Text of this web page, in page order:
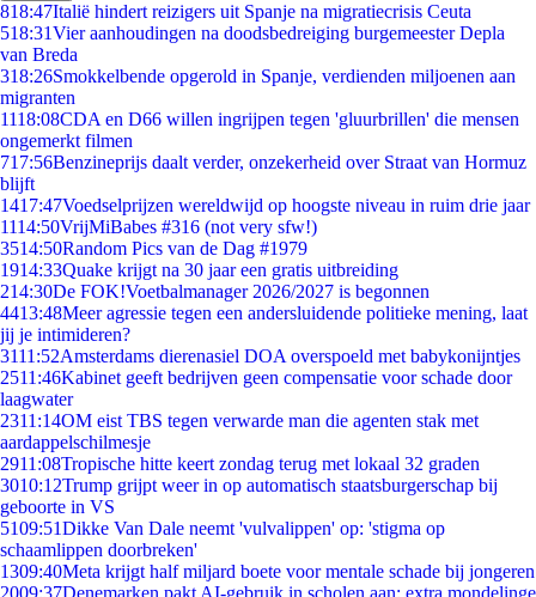
818:47Italië hindert reizigers uit Spanje na migratiecrisis Ceuta
518:31Vier aanhoudingen na doodsbedreiging burgemeester Depla
van Breda
318:26Smokkelbende opgerold in Spanje, verdienden miljoenen aan
migranten
1118:08CDA en D66 willen ingrijpen tegen 'gluurbrillen' die mensen
ongemerkt filmen
717:56Benzineprijs daalt verder, onzekerheid over Straat van Hormuz
blijft
1417:47Voedselprijzen wereldwijd op hoogste niveau in ruim drie jaar
1114:50VrijMiBabes #316 (not very sfw!)
3514:50Random Pics van de Dag #1979
1914:33Quake krijgt na 30 jaar een gratis uitbreiding
214:30De FOK!Voetbalmanager 2026/2027 is begonnen
4413:48Meer agressie tegen een andersluidende politieke mening, laat
jij je intimideren?
3111:52Amsterdams dierenasiel DOA overspoeld met babykonijntjes
2511:46Kabinet geeft bedrijven geen compensatie voor schade door
laagwater
2311:14OM eist TBS tegen verwarde man die agenten stak met
aardappelschilmesje
2911:08Tropische hitte keert zondag terug met lokaal 32 graden
3010:12Trump grijpt weer in op automatisch staatsburgerschap bij
geboorte in VS
5109:51Dikke Van Dale neemt 'vulvalippen' op: 'stigma op
schaamlippen doorbreken'
1309:40Meta krijgt half miljard boete voor mentale schade bij jongeren
2009:37Denemarken pakt AI-gebruik in scholen aan: extra mondelinge